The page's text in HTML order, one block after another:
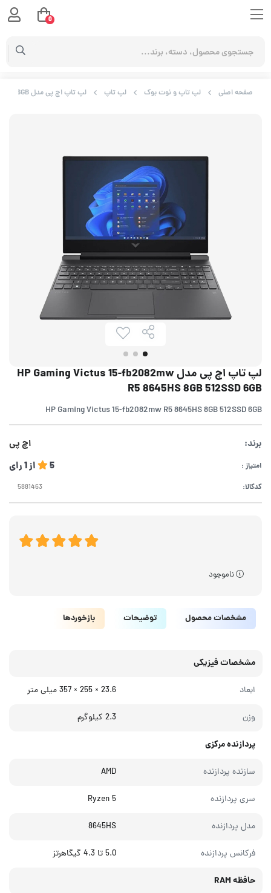
صفحه اصلی لپ تاپ و نوت بوک لپ تاپ لپ تاپ اچ پی مدل HP Gaming Victus 15-fb2082mw R5 8645HS 8GB 512SSD 6GB
لپ تاپ اچ پی مدل HP Gaming Victus 15-fb2082mw
R5 8645HS 8GB 512SSD 6GB
HP Gaming Victus 15-fb2082mw R5 8645HS 8GB 512SSD 6GB
برند: اچ پی
امتیاز : 5 از1رای
کدکالا:
ناموجود
مشخصات محصول توضیحات بازخوردها
مشخصات فیزیکی
ابعاد 23.6 × 255 × 357 میلی‌ متر
وزن 2.3 کیلوگرم
پردازنده مرکزی
سازنده پردازنده AMD
سری پردازنده Ryzen 5
مدل پردازنده 8645HS
فرکانس پردازنده 5.0 تا 4.3 گیگاهرتز
حافظه RAM
0